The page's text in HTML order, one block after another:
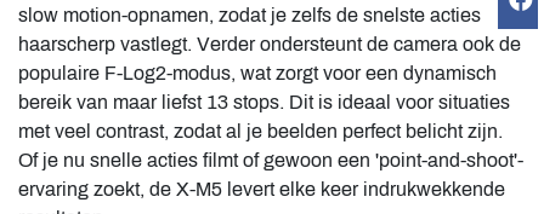
slow motion-opnamen, zodat je zelfs de snelste acties
haarscherp vastlegt. Verder ondersteunt de camera ook de
populaire F-Log2-modus, wat zorgt voor een dynamisch
bereik van maar liefst 13 stops. Dit is ideaal voor situaties
met veel contrast, zodat al je beelden perfect belicht zijn.
Of je nu snelle acties filmt of gewoon een 'point-and-shoot'-
ervaring zoekt, de X-M5 levert elke keer indrukwekkende